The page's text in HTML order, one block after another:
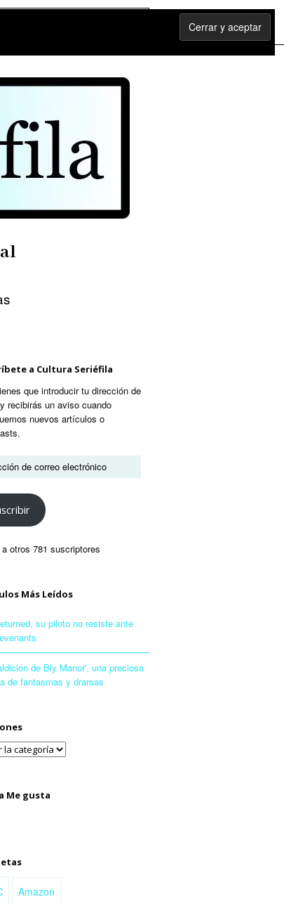
a Cultura Seriéfila
que introducir tu dirección de
recibirás un aviso cuando
nuevos artículos o
a otros 781 suscriptores
Más Leídos
su piloto no resiste ante
de Bly Manor', una preciosa
de fantasmas y dramas
Me gusta
Amazon